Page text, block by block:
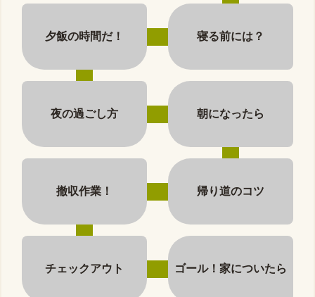
夕飯の時間だ！ 寝る前には？
夜の過ごし方 朝になったら
撤収作業！ 帰り道のコツ
チェックアウト ゴール！家についたら